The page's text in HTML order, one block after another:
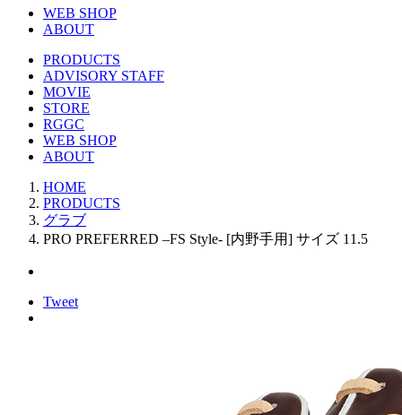
WEB SHOP
ABOUT
PRODUCTS
ADVISORY STAFF
MOVIE
STORE
RGGC
WEB SHOP
ABOUT
HOME
PRODUCTS
グラブ
PRO PREFERRED –FS Style- [内野手用] サイズ 11.5
Tweet